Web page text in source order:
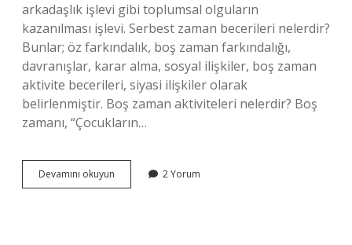
arkadaşlık işlevi gibi toplumsal olguların
kazanılması işlevi. Serbest zaman becerileri nelerdir?
Bunlar; öz farkındalık, boş zaman farkındalığı,
davranışlar, karar alma, sosyal ilişkiler, boş zaman
aktivite becerileri, siyasi ilişkiler olarak
belirlenmiştir. Boş zaman aktiviteleri nelerdir? Boş
zamanı, “Çocukların…
Devamını okuyun
Zaman
2 Yorum